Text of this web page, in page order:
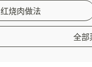
红烧肉做法
全部